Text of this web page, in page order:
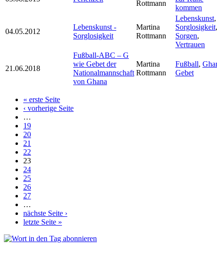
Rottmann
kommen
04.05.2012
Lebenskunst -
Sorglosigkeit
Martina
Rottmann
Lebenskunst,
Sorglosigkeit,
Sorgen,
Vertrauen
21.06.2018
Fußball-ABC – G
wie Gebet der
Nationalmannschaft
von Ghana
Martina
Rottmann
Fußball,
Gebet
Seiten« erste Seite
‹ vorherige Seite
…
19
20
21
22
23
24
25
26
27
…
nächste Seite ›
letzte Seite »